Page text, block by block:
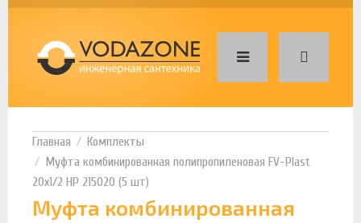
Комплекты
Муфта комбинированная полипропиленовая FV-Plast
20х1/2 НР 215020 (5 шт)
Муфта комбинированная